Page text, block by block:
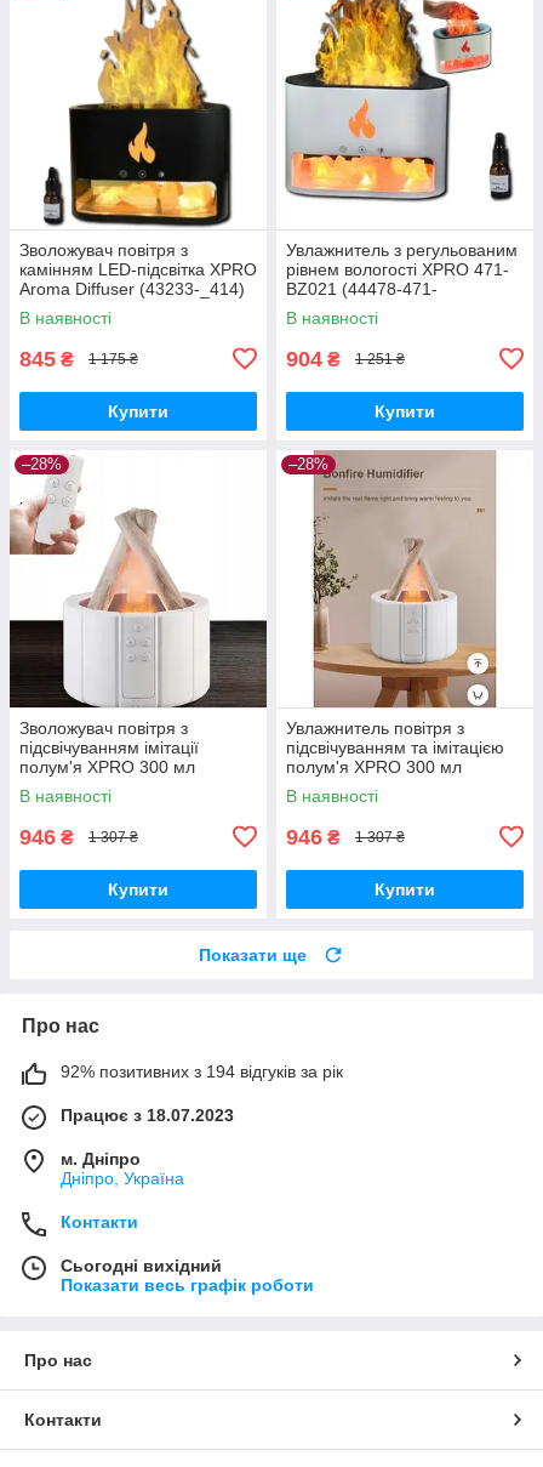
Зволожувач повітря з
камінням LED-підсвітка XPRO
Aroma Diffuser (43233-_414)
В наявності
845 ₴ 1 175 ₴
Купити
Увлажнитель з регульованим
рівнем вологості XPRO 471-
BZ021 (44478-471-
BZ021_460)
В наявності
904 ₴ 1 251 ₴
Купити
–28%
Зволожувач повітря з
підсвічуванням імітації
полум'я XPRO 300 мл
(44655-_494)
В наявності
946 ₴ 1 307 ₴
Купити
–28%
Увлажнитель повітря з
підсвічуванням та імітацією
полум'я XPRO 300 мл
(44655-_496)
В наявності
946 ₴ 1 307 ₴
Купити
Показати ще
Про нас
92% позитивних з 194 відгуків за рік
Працює з 18.07.2023
м. Дніпро
Дніпро, Україна
Контакти
Сьогодні вихідний
Показати весь графік роботи
Про нас
Контакти